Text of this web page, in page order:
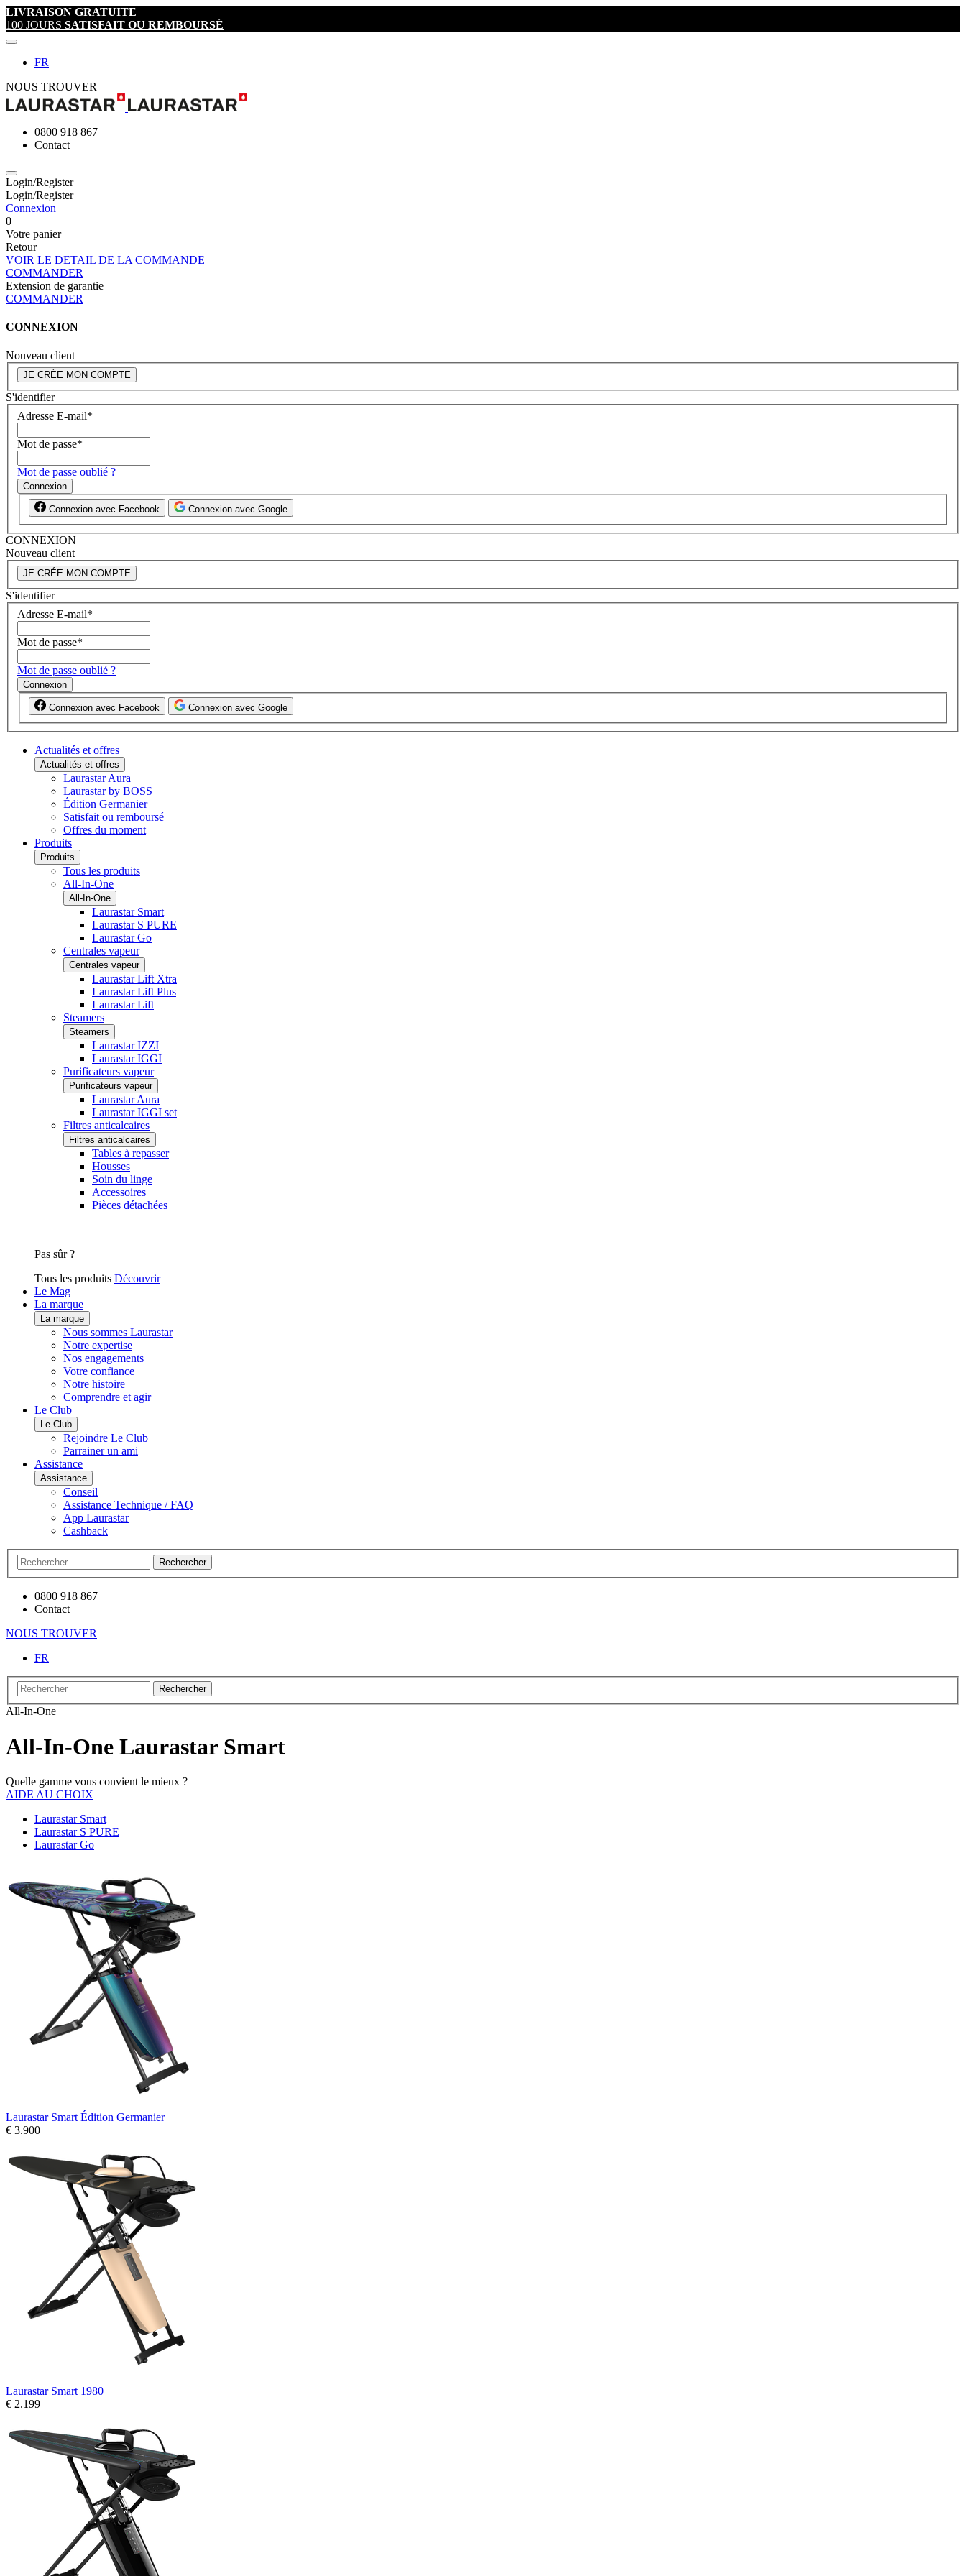
LIVRAISON GRATUITE
100 JOURS SATISFAIT OU REMBOURSÉ
FR
NOUS TROUVER
0800 918 867
Contact
Login/Register
Login/Register
Connexion
0
Votre panier
Retour
VOIR LE DETAIL DE LA COMMANDE
COMMANDER
Extension de garantie
COMMANDER
CONNEXION
Nouveau client
JE CRÉE MON COMPTE
S'identifier
Adresse E-mail*
Mot de passe*
Mot de passe oublié ?
Connexion
Connexion avec Facebook Connexion avec Google
CONNEXION
Nouveau client
JE CRÉE MON COMPTE
S'identifier
Adresse E-mail*
Mot de passe*
Mot de passe oublié ?
Connexion
Connexion avec Facebook Connexion avec Google
Actualités et offres
Actualités et offres
Laurastar Aura
Laurastar by BOSS
Édition Germanier
Satisfait ou remboursé
Offres du moment
Produits
Produits
Tous les produits
All-In-One
All-In-One
Laurastar Smart
Laurastar S PURE
Laurastar Go
Centrales vapeur
Centrales vapeur
Laurastar Lift Xtra
Laurastar Lift Plus
Laurastar Lift
Steamers
Steamers
Laurastar IZZI
Laurastar IGGI
Purificateurs vapeur
Purificateurs vapeur
Laurastar Aura
Laurastar IGGI set
Filtres anticalcaires
Filtres anticalcaires
Tables à repasser
Housses
Soin du linge
Accessoires
Pièces détachées
Pas sûr ?
Tous les produits Découvrir
Le Mag
La marque
La marque
Nous sommes Laurastar
Notre expertise
Nos engagements
Votre confiance
Notre histoire
Comprendre et agir
Le Club
Le Club
Rejoindre Le Club
Parrainer un ami
Assistance
Assistance
Conseil
Assistance Technique / FAQ
App Laurastar
Cashback
Rechercher
0800 918 867
Contact
NOUS TROUVER
FR
Rechercher
All-In-One
All-In-One Laurastar Smart
Quelle gamme vous convient le mieux ?
AIDE AU CHOIX
Laurastar Smart
Laurastar S PURE
Laurastar Go
Laurastar Smart Édition Germanier
€ 3.900
Laurastar Smart 1980
€ 2.199